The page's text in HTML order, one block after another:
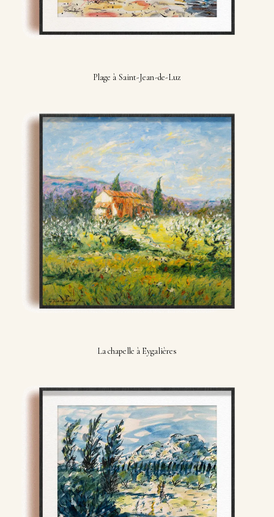
Plage à Saint-Jean-de-Luz
La chapelle à Eygalières